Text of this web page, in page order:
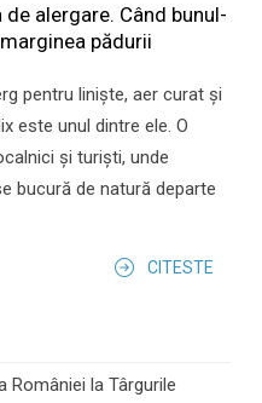
alergare. Când bunul-
pădurii
pentru liniște, aer curat și
este unul dintre ele. O
și turiști, unde
bucură de natură departe
CITESTE
României la Târgurile